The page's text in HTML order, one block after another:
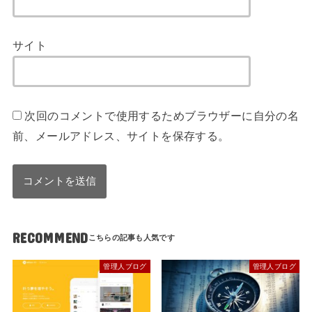
サイト
次回のコメントで使用するためブラウザーに自分の名
前、メールアドレス、サイトを保存する。
RECOMMEND
管理人ブログ 管理人ブログ